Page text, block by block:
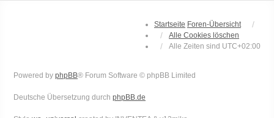
Startseite Foren-Übersicht
Alle Cookies löschen
Alle Zeiten sind UTC+02:00
Powered by phpBB® Forum Software © phpBB Limited
Deutsche Übersetzung durch phpBB.de